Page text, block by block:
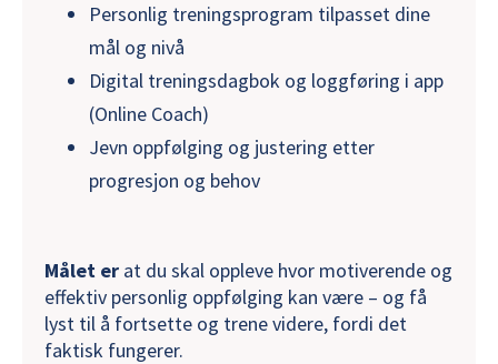
Personlig treningsprogram tilpasset dine
mål og nivå
Digital treningsdagbok og loggføring i app
(Online Coach)
Jevn oppfølging og justering etter
progresjon og behov
Målet er at du skal oppleve hvor motiverende og
effektiv personlig oppfølging kan være – og få
lyst til å fortsette og trene videre, fordi det
faktisk fungerer.